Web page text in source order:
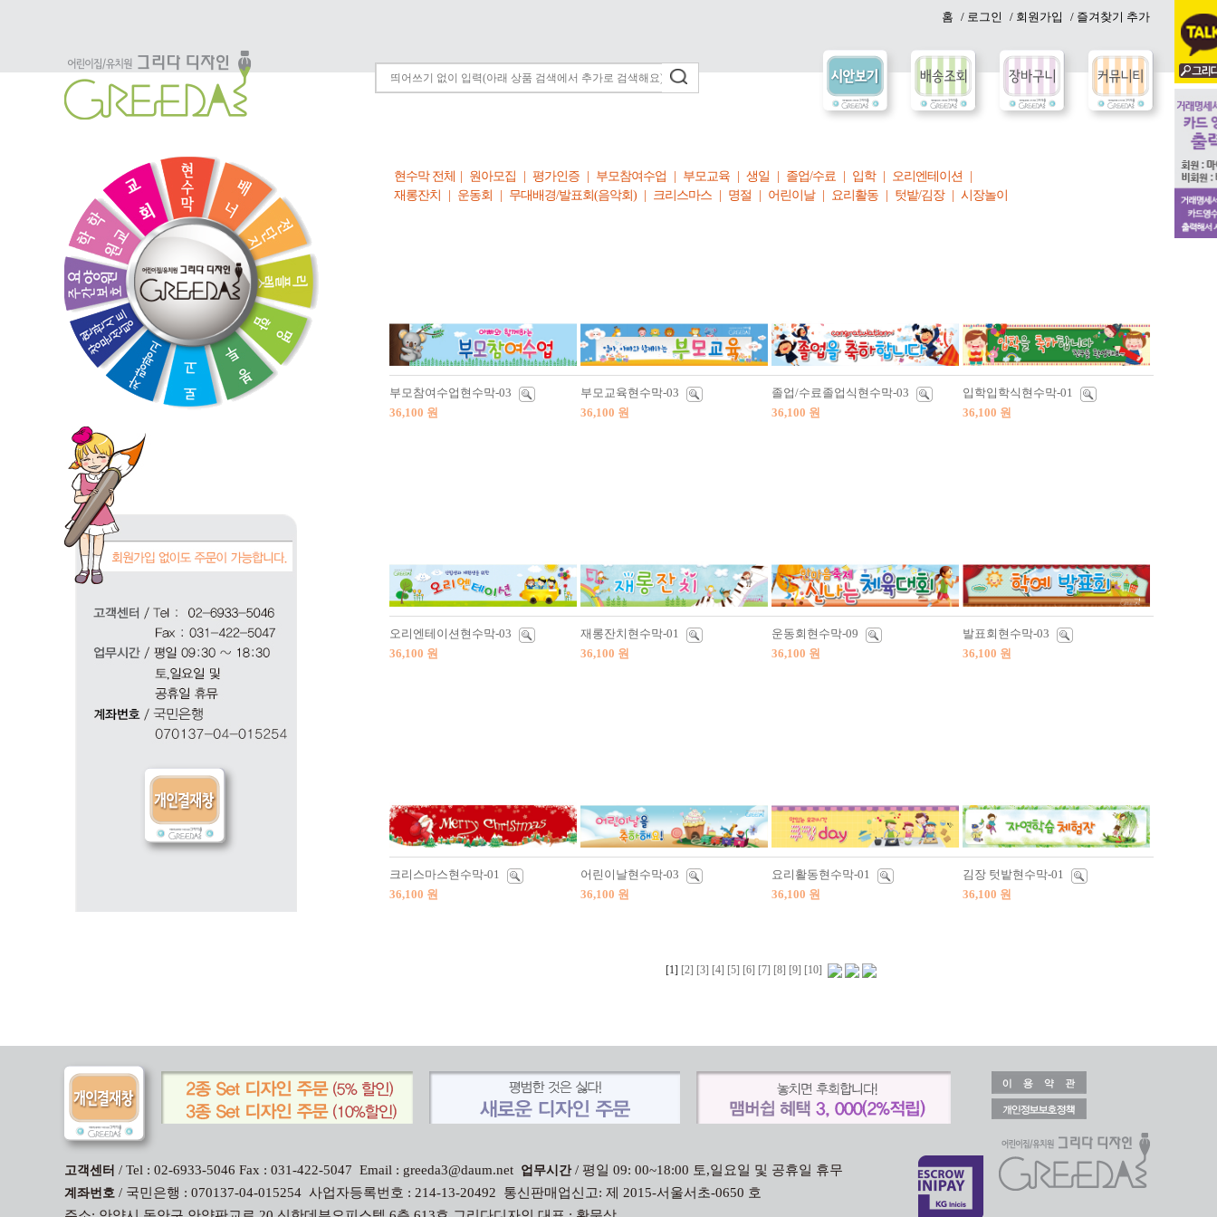
홈 / 로그인 / 회원가입 / 즐겨찾기 추가
현수막 전체 원아모집 평가인증 부모참여수업 부모교육 생일 졸업/수료 입학 오리엔테이션
재롱잔치
운동회 무대배경/발표회(음악회) 크리스마스 명절 어린이날 요리활동 텃밭/김장 시장놀이
부모참여수업현수막-03
36,100 원
부모교육현수막-03
36,100 원
졸업/수료졸업식현수막-03
36,100 원
입학입학식현수막-01
36,100 원
오리엔테이션현수막-03
36,100 원
재롱잔치현수막-01
36,100 원
운동회현수막-09
36,100 원
발표회현수막-03
36,100 원
크리스마스현수막-01
36,100 원
어린이날현수막-03
36,100 원
요리활동현수막-01
36,100 원
김장 텃밭현수막-01
36,100 원
[1] [2] [3] [4] [5] [6] [7] [8] [9] [10]
고객센터 / Tel : 02-6933-5046 Fax : 031-422-5047 Email : greeda3@daum.net 업무시간/ 평일 09: 00~18:00 토,일요일 및 공휴일 휴무
계좌번호/ 국민은행 : 070137-04-015254 사업자등록번호 : 214-13-20492 통신판매업신고: 제 2015-서울서초-0650 호